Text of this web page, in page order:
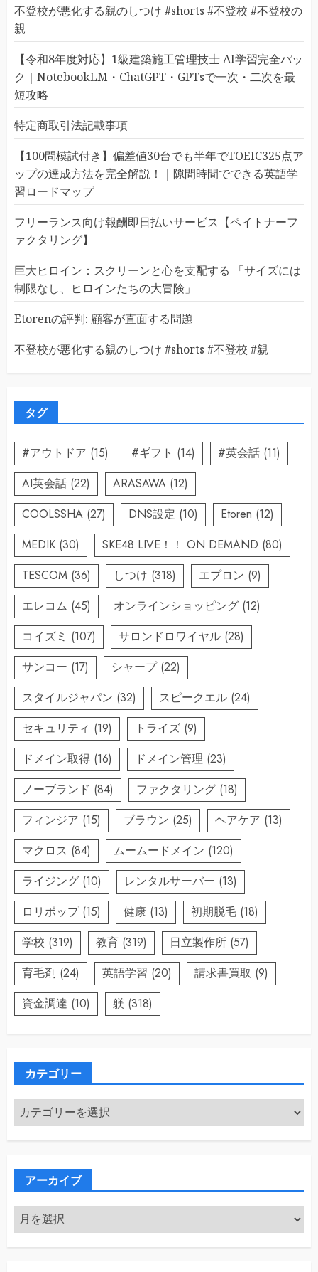
不登校が悪化する親のしつけ #shorts #不登校 #不登校の
親
【令和8年度対応】1級建築施工管理技士 AI学習完全パッ
ク｜NotebookLM・ChatGPT・GPTsで一次・二次を最
短攻略
特定商取引法記載事項
【100問模試付き】偏差値30台でも半年でTOEIC325点ア
ップの達成方法を完全解説！｜隙間時間でできる英語学
習ロードマップ
フリーランス向け報酬即日払いサービス【ペイトナーフ
ァクタリング】
巨大ヒロイン：スクリーンと心を支配する 「サイズには
制限なし、ヒロインたちの大冒険」
Etorenの評判: 顧客が直面する問題
不登校が悪化する親のしつけ #shorts #不登校 #親
タグ
#アウトドア (15) #ギフト (14) #英会話 (11)
AI英会話 (22) ARASAWA (12)
COOLSSHA (27) DNS設定 (10) Etoren (12)
MEDIK (30) SKE48 LIVE！！ ON DEMAND (80)
TESCOM (36) しつけ (318) エプロン (9)
エレコム (45) オンラインショッピング (12)
コイズミ (107) サロンドロワイヤル (28)
サンコー (17) シャープ(22)
スタイルジャパン (32) スピークエル (24)
セキュリティ (19) トライズ (9)
ドメイン取得 (16) ドメイン管理 (23)
ノーブランド (84) ファクタリング (18)
フィンジア (15) ブラウン (25) ヘアケア (13)
マクロス (84) ムームードメイン (120)
ライジング (10) レンタルサーバー (13)
ロリポップ(15) 健康 (13) 初期脱毛 (18)
学校 (319) 教育 (319) 日立製作所 (57)
育毛剤 (24) 英語学習 (20) 請求書買取 (9)
資金調達 (10) 躾 (318)
カテゴリー
カ
テ
ゴ
アーカイブ
ア
ー
カ